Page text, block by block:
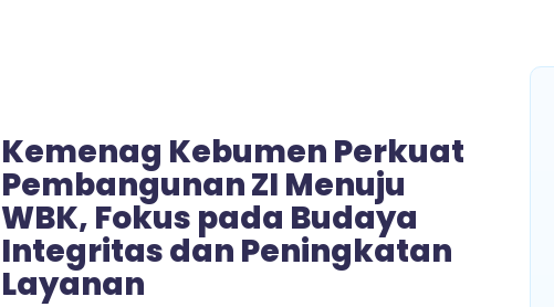
Kemenag Kebumen Perkuat
Pembangunan ZI Menuju
WBK, Fokus pada Budaya
Integritas dan Peningkatan
Layanan